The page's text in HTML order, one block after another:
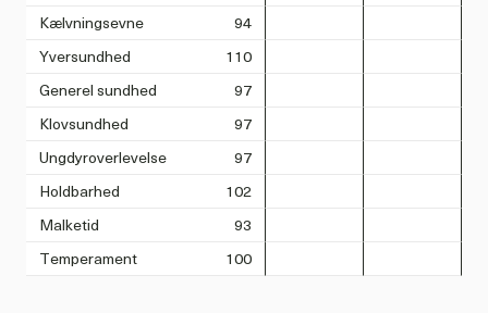
Kælvningsevne
94
Yversundhed
110
Generel sundhed
97
Klovsundhed
97
Ungdyroverlevelse
97
Holdbarhed
102
Malketid
93
Temperament
100